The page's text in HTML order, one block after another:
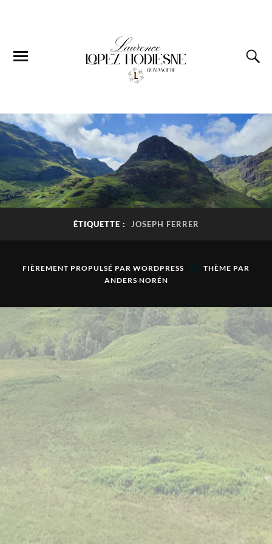
ÉTIQUETTE : JOSEPH FERRER
FIÈREMENT PROPULSÉ PAR WORDPRESS
THÈME PAR
ANDERS NORÉN